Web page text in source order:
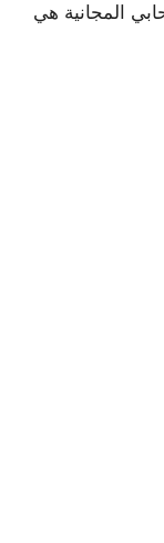
المجانية هي